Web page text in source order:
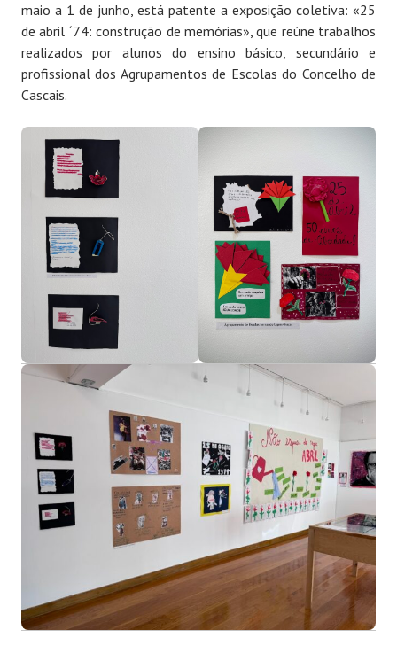
maio a 1 de junho, está patente a exposição coletiva: «25
de abril ´74: construção de memórias», que reúne trabalhos
realizados por alunos do ensino básico, secundário e
profissional dos Agrupamentos de Escolas do Concelho de
Cascais.